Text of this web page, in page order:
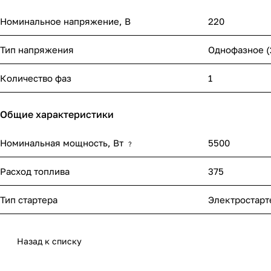
Номинальное напряжение, В 220
Тип напряжения Однофазное
Количество фаз 1
Общие характеристики
Номинальная мощность, Вт ? 5500
Расход топлива 375
Тип стартера
Назад к списку